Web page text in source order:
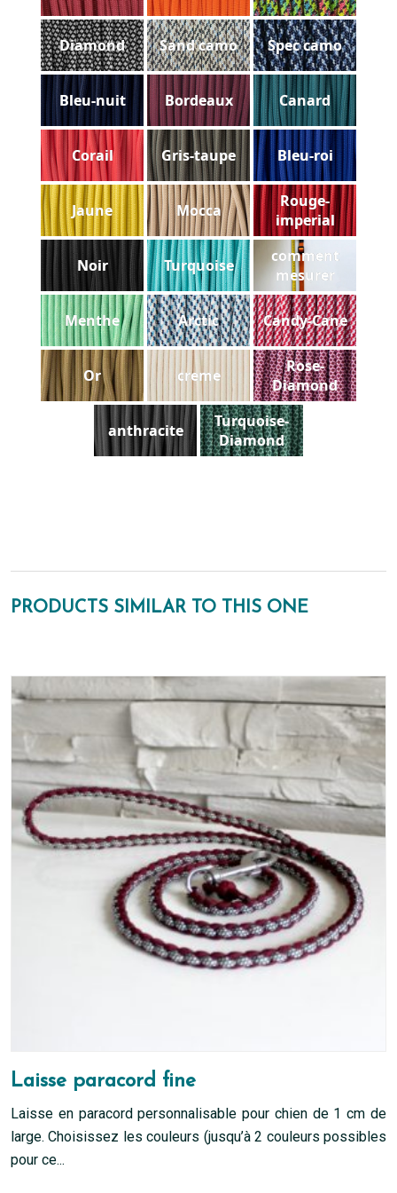
Diamond Sand camo Spec camo
Bleu-nuit Bordeaux Canard
Corail Gris-taupe Bleu-roi
Jaune Mocca
Rouge-
imperial
Noir Turquoise
comment
mesurer
Menthe Arctic Candy-Cane
Or creme
Rose-
Diamond
anthracite
Turquoise-
Diamond
PRODUCTS SIMILAR TO THIS ONE
Laisse paracord fine
Laisse en paracord personnalisable pour chien de 1 cm de
large. Choisissez les couleurs (jusqu’à 2 couleurs possibles
pour ce...